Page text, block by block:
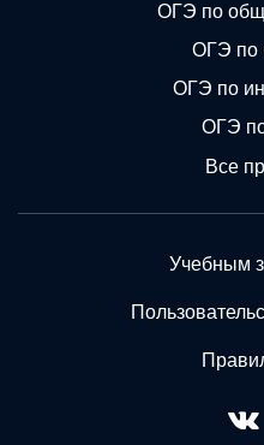
ОГЭ по
ОГЭ по
ОГЭ по
ОГЭ
Все
Учебным